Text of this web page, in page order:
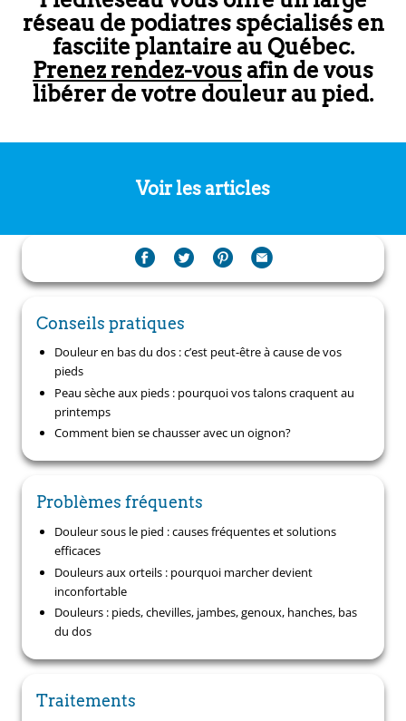
réseau de podiatres spécialisés en
fasciite plantaire au Québec.
Prenez rendez-vousafin de vous
libérer de votre douleur au pied.
Voir les articles
Conseils pratiques
Douleur en bas du dos : c’est peut-être à cause de vos
pieds
Peau sèche aux pieds : pourquoi vos talons craquent au
printemps
Comment bien se chausser avec un oignon?
Problèmes fréquents
Douleur sous le pied : causes fréquentes et solutions
efficaces
Douleurs aux orteils : pourquoi marcher devient
inconfortable
Douleurs : pieds, chevilles, jambes, genoux, hanches, bas
du dos
Traitements